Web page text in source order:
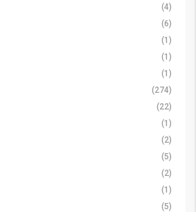
(4)
(6)
(1)
(1)
(1)
(274)
(22)
(1)
(2)
(5)
(2)
(1)
(5)